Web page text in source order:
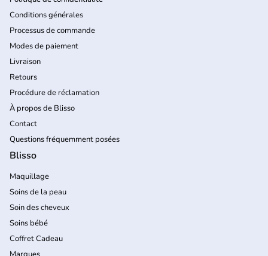
Conditions générales
Processus de commande
Modes de paiement
Livraison
Retours
Procédure de réclamation
À propos de Blisso
Contact
Questions fréquemment posées
Blisso
Maquillage
Soins de la peau
Soin des cheveux
Soins bébé
Coffret Cadeau